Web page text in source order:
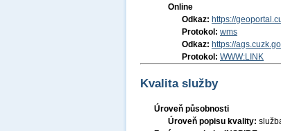
Online
Odkaz: https://
Protokol: wms
Odkaz: https://
Protokol: WWW:LINK
Kvalita služby
Úroveň působnosti
Úroveň popisu kvality: